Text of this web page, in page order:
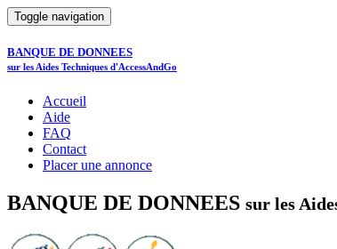
Toggle navigation
BANQUE DE DONNEES
sur les Aides Techniques d'AccessAndGo
Accueil
Aide
FAQ
Contact
Placer une annonce
BANQUE DE DONNEES sur les